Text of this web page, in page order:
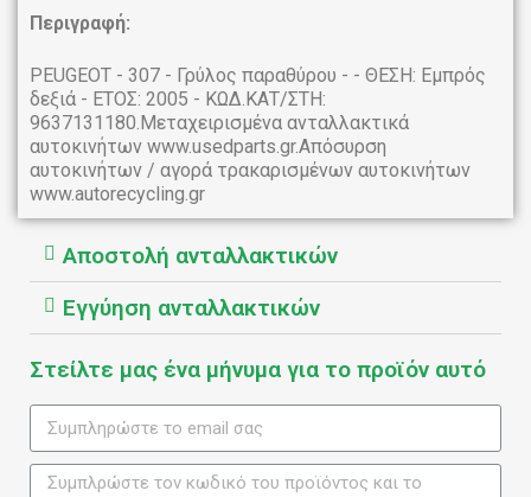
Περιγραφή:
PEUGEOT - 307 - Γρύλος παραθύρου - - ΘΕΣΗ: Εμπρός
δεξιά - ΕΤΟΣ: 2005 - ΚΩΔ.ΚΑΤ/ΣΤΗ:
9637131180.Μεταχειρισμένα ανταλλακτικά
αυτοκινήτων www.usedparts.gr.Απόσυρση
αυτοκινήτων / αγορά τρακαρισμένων αυτοκινήτων
www.autorecycling.gr
Αποστολή ανταλλακτικών
Εγγύηση ανταλλακτικών
Στείλτε μας ένα μήνυμα για το προϊόν αυτό